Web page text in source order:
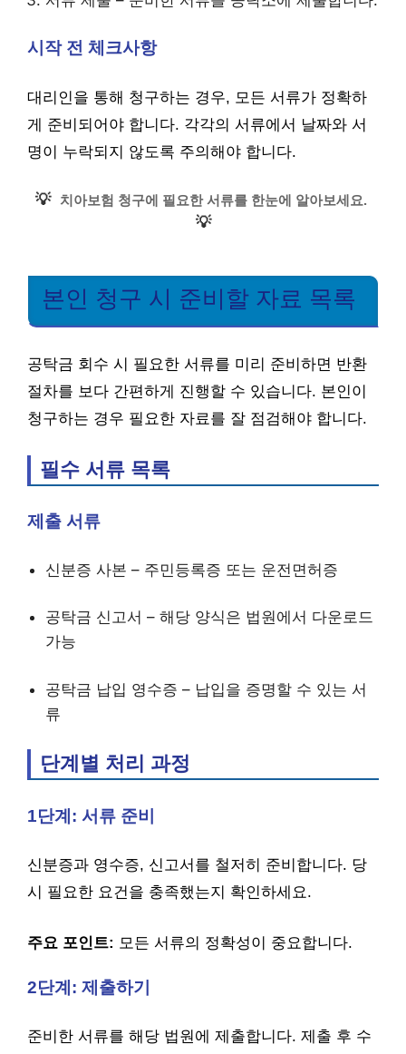
시작 전 체크사항
대리인을 통해 청구하는 경우, 모든 서류가 정확하
게 준비되어야 합니다. 각각의 서류에서 날짜와 서
명이 누락되지 않도록 주의해야 합니다.
💡 치아보험 청구에 필요한 서류를 한눈에 알아보세요.
💡
본인 청구 시 준비할 자료 목록
공탁금 회수 시 필요한 서류를 미리 준비하면 반환
절차를 보다 간편하게 진행할 수 있습니다. 본인이
청구하는 경우 필요한 자료를 잘 점검해야 합니다.
필수 서류 목록
제출 서류
신분증 사본 – 주민등록증 또는 운전면허증
공탁금 신고서 – 해당 양식은 법원에서 다운로드
가능
공탁금 납입 영수증 – 납입을 증명할 수 있는 서
류
단계별 처리 과정
1단계: 서류 준비
신분증과 영수증, 신고서를 철저히 준비합니다. 당
시 필요한 요건을 충족했는지 확인하세요.
주요 포인트: 모든 서류의 정확성이 중요합니다.
2단계: 제출하기
준비한 서류를 해당 법원에 제출합니다. 제출 후 수